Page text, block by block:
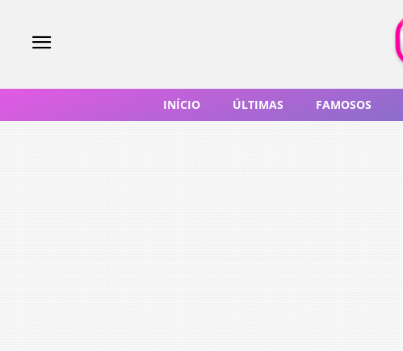
INÍCIO ÚLTIMAS FAMOSOS